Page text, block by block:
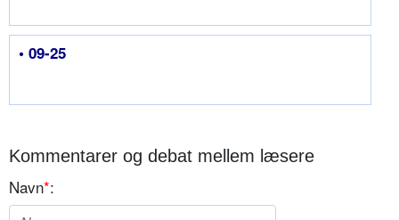
• 09-25
Kommentarer og debat mellem læsere
Navn*: